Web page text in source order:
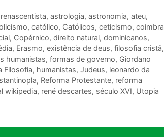
, astrologia, astronomia, ateu,
, católico, Católicos, ceticismo, coimbra
, Copérnico, direito natural, dominicanos,
, Erasmo, existência de deus, filosofia cristã,
humanistas, formas de governo, Giordano
Filosofia, humanistas, Judeus, leonardo da
, Reforma Protestante, reforma
wikipedia, rené descartes, século XVI, Utopia